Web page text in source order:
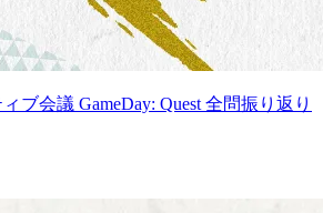
ブ会議 GameDay: Quest 全問振り返り